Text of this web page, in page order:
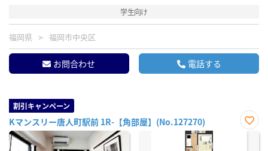
学生向け
福岡県 福岡市中央区
お問合わせ 電話する
割引キャンペーン
Kマンスリー唐人町駅前 1R-【角部屋】(No.127270)
お気